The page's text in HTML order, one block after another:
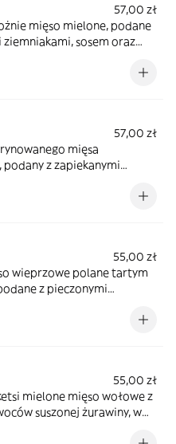
57,00 zł
mięso mielone, podane
ziemniakami, sosem oraz
57,00 zł
mięsa
z zapiekanymi
55,00 zł
wieprzowe polane tartym
z pieczonymi
55,00 zł
mielone mięso wołowe z
suszonej żurawiny, w